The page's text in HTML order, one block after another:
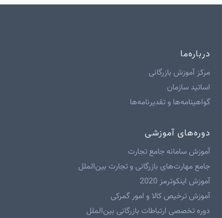
درباره‌ما
مرکز آموزش بازرگانی
اساتید سازمان
گواهینامه‌ها و تقدیرنامه‌ها
دوره‌های آموزشی
آموزش سامانه جامع تجارت
جامع مهارت‌های بازرگانی و تجارت بین‌الملل
آموزش اینکوترمز 2020
آموزش ترخیص کالا و امور گمرکی
دوره تخصصی ارتباطات بازرگانی بین‌الملل